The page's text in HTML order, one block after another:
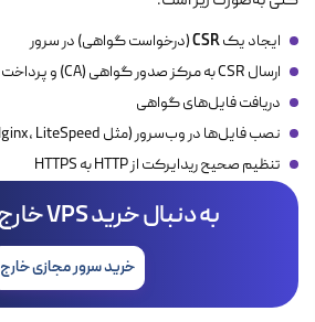
ایجاد یکCSR(درخواست گواهی) در سرور
ارسال CSR به مرکز صدور گواهی (CA) و پرداخت هزینه‌های مرتبط با آن
دریافت فایل‌های گواهی
نصب فایل‌ها در وب‌سرور (مثل Apache، Nginx، LiteSpeed و…)
تنظیم صحیح ریدایرکت از HTTP به HTTPS
به دنبال خرید VPS خارج هستید؟
خرید سرور مجازی خارج